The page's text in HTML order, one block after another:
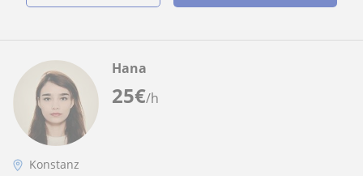
25€/h
Hana
Konstanz